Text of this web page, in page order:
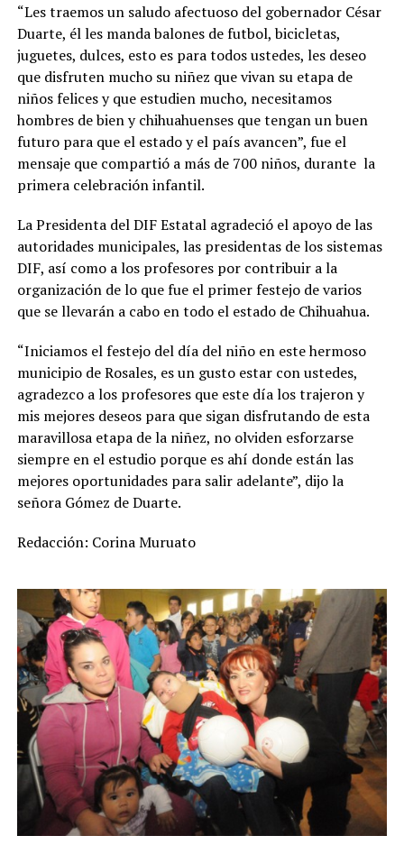
“Les traemos un saludo afectuoso del gobernador César
Duarte, él les manda balones de futbol, bicicletas,
juguetes, dulces, esto es para todos ustedes, les deseo
que disfruten mucho su niñez que vivan su etapa de
niños felices y que estudien mucho, necesitamos
hombres de bien y chihuahuenses que tengan un buen
futuro para que el estado y el país avancen”, fue el
mensaje que compartió a más de 700 niños, durante la
primera celebración infantil.
La Presidenta del DIF Estatal agradeció el apoyo de las
autoridades municipales, las presidentas de los sistemas
DIF, así como a los profesores por contribuir a la
organización de lo que fue el primer festejo de varios
que se llevarán a cabo en todo el estado de Chihuahua.
“Iniciamos el festejo del día del niño en este hermoso
municipio de Rosales, es un gusto estar con ustedes,
agradezco a los profesores que este día los trajeron y
mis mejores deseos para que sigan disfrutando de esta
maravillosa etapa de la niñez, no olviden esforzarse
siempre en el estudio porque es ahí donde están las
mejores oportunidades para salir adelante”, dijo la
señora Gómez de Duarte.
Redacción: Corina Muruato